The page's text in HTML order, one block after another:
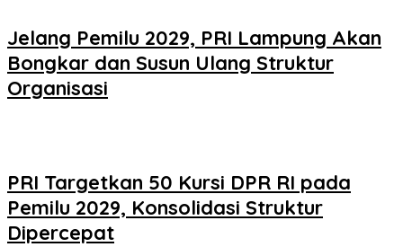
Jelang Pemilu 2029, PRI Lampung Akan
Bongkar dan Susun Ulang Struktur
Organisasi
PRI Targetkan 50 Kursi DPR RI pada
Pemilu 2029, Konsolidasi Struktur
Dipercepat